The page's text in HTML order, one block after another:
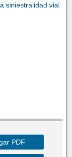
siniestralidad vial
PDF